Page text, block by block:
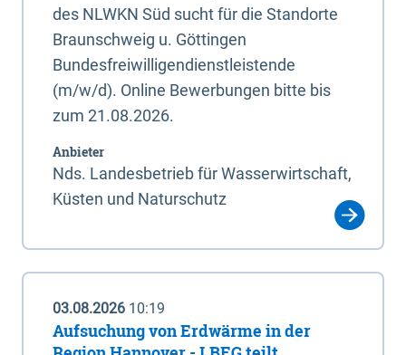
des NLWKN Süd sucht für die Standorte
Braunschweig u. Göttingen
Bundesfreiwilligendienstleistende
(m/w/d). Online Bewerbungen bitte bis
zum 21.08.2026.
Anbieter
Nds. Landesbetrieb für Wasserwirtschaft,
Küsten und Naturschutz
03.08.2026 10:19
Aufsuchung von Erdwärme in der